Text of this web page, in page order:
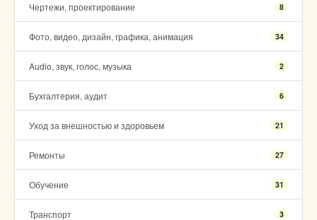
Чертежи, проектирование 8
Фото, видео, дизайн, графика, анимация 34
Audio, звук, голос, музыка 2
Бухгалтерия, аудит 6
Уход за внешностью и здоровьем 21
Ремонты 27
Обучение 31
Транспорт 3